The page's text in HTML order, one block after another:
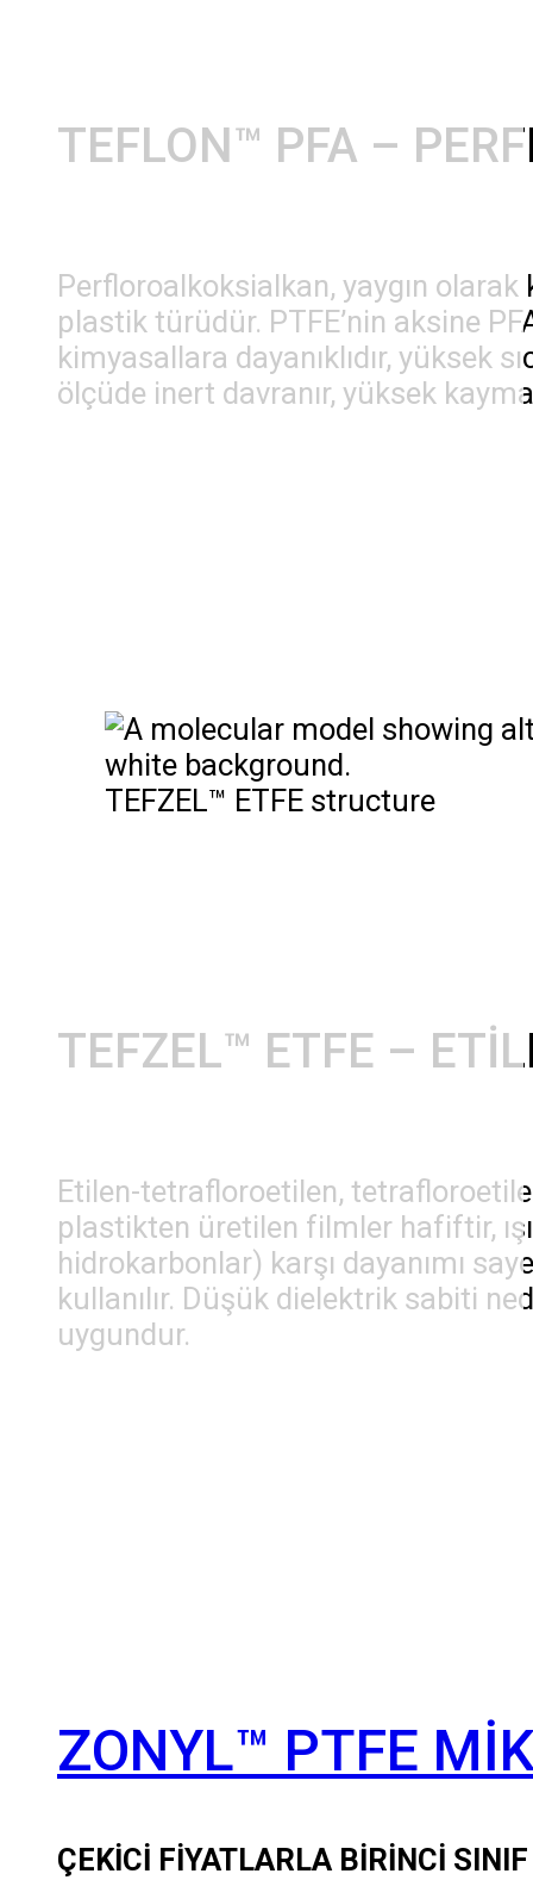
TEFLON™ PFA –
Perfloroalkoksialkan, yaygın
plastik türüdür. PTFE’nin aksine
kimyasallara dayanıklıdır, yüksek
ölçüde inert davranır, yüksek
TEFZEL™ ETFE structure
TEFZEL™ ETFE –
Etilen-tetrafloroetilen,
plastikten üretilen filmler hafiftir,
hidrokarbonlar) karşı dayanımı
kullanılır. Düşük dielektrik sabiti
uygundur.
ZONYL™ PTFE
ÇEKİCİ FİYATLARLA BİRİNCİ